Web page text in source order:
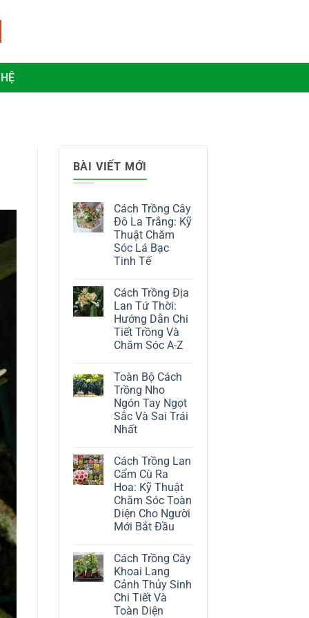
BÀI VIẾT MỚI
Cách Trồng Cây
Đô La Trắng: Kỹ
Thuật Chăm
Sóc Lá Bạc
Tinh Tế
bình
luận
ở
Cách
Trồng
Cây
Đô
Kỹ
Thuật
Chăm
Sóc
Lá
Bạc
Tinh
Cách Trồng Địa
Lan Tứ Thời:
Hướng Dẫn Chi
Tiết Trồng Và
Chăm Sóc A-Z
bình
luận
Cách
Trồng
Địa
Lan
Hướng
Dẫn
Chi
Tiết
Trồng
Và
Chăm
Sóc
A-
Toàn Bộ Cách
Trồng Nho
Ngón Tay Ngọt
Sắc Và Sai Trái
Nhất
bình
luận
ở
Toàn
Bộ
Cách
Trồng
Nho
Ngón
Sắc
Và
Sai
Trái
Nhất
Cách Trồng Lan
Cẩm Cù Ra
Hoa: Kỹ Thuật
Chăm Sóc Toàn
Diện Cho Người
Mới Bắt Đầu
bình
luận
ở
Cách
Trồng
Lan
Cẩm
Cách Trồng Cây
Khoai Lang
Cảnh Thủy Sinh
Chi Tiết Và
Toàn Diện